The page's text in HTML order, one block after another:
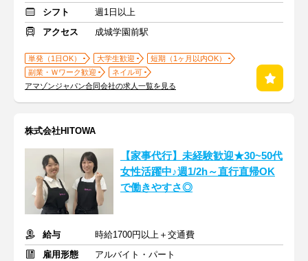
シフト
週1日以上
アクセス
成城学園前駅
単発（1日OK） 大学生歓迎
短期（1ヶ月以内OK）
副業・Ｗワーク歓迎
ネイル可
アマゾンジャパン合同会社の求人一覧を見る
株式会社HITOWA
【家事代行】未経験歓迎★30~50代
女性活躍中♪週1/2h～直行直帰OK
で働きやすさ◎
給与
時給1700円以上＋交通費
雇用形態
アルバイト・パート